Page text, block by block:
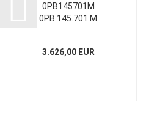
0PB145701M
0PB.145.701.M
0PB145701F
3.626,00 EUR